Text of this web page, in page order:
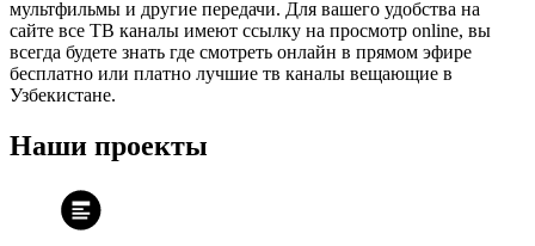
мультфильмы и другие передачи. Для вашего удобства на
сайте все ТВ каналы имеют ссылку на просмотр online, вы
всегда будете знать где смотреть онлайн в прямом эфире
бесплатно или платно лучшие тв каналы вещающие в
Узбекистане.
Наши проекты